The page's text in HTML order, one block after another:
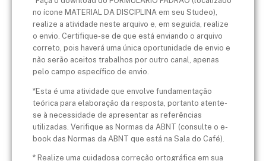
no ícone MATERIAL DA DISCIPLINA em seu Studeo),
realize a atividade neste arquivo e, em seguida, realize
o envio. Certifique-se de que está enviando o arquivo
correto, pois haverá uma única oportunidade de envio e
não serão aceitos trabalhos por outro canal, apenas
pelo campo específico de envio.
*Esta é uma atividade que envolve fundamentação
teórica para elaboração da resposta, portanto atente-
se à necessidade de apresentar as referências
utilizadas. Verifique as Normas da ABNT (consulte o e-
book das Normas da ABNT que está na Sala do Café).
* Realize uma cuidadosa correção ortográfica em sua